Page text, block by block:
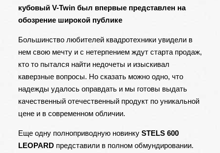
кубовый V-Twin был впервые представлен на
обозрение широкой публике
Большинство любителей квадротехники увидели в
нем свою мечту и с нетерпением ждут старта продаж,
кто то пытался найти недочеты и изыскивал
каверзные вопросы. Но сказать можно одно, что
надежды удалось оправдать и мы готовы выдать
качественный отечественный продукт по уникальной
цене и в современном обличии.
Еще одну полноприводную новинку STELS 600
LEOPARDпредставили в полном обмундировании.